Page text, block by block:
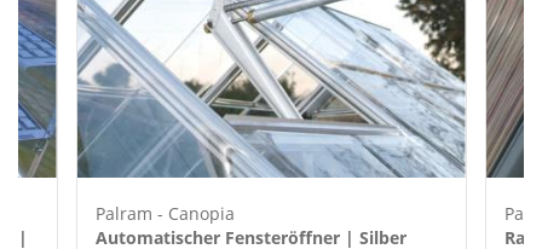
|
Palram - Canopia
Automatischer Fensteröffner | Silber